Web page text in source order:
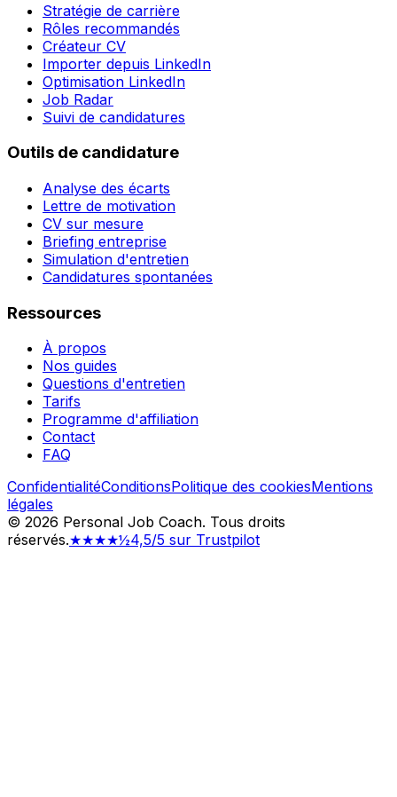
Stratégie de carrière
Rôles recommandés
Créateur CV
Importer depuis LinkedIn
Optimisation LinkedIn
Job Radar
Suivi de candidatures
Outils de candidature
Analyse des écarts
Lettre de motivation
CV sur mesure
Briefing entreprise
Simulation d'entretien
Candidatures spontanées
Ressources
À propos
Nos guides
Questions d'entretien
Tarifs
Programme d'affiliation
Contact
FAQ
ConfidentialitéConditionsPolitique des cookiesMentions
légales
© 2026 Personal Job Coach. Tous droits
réservés.★★★★½4,5/5 sur Trustpilot